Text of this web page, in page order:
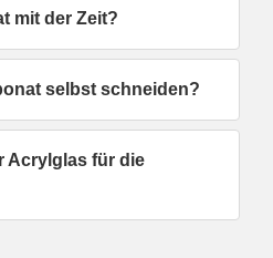
mit der Zeit?
selbst schneiden?
Acrylglas für die